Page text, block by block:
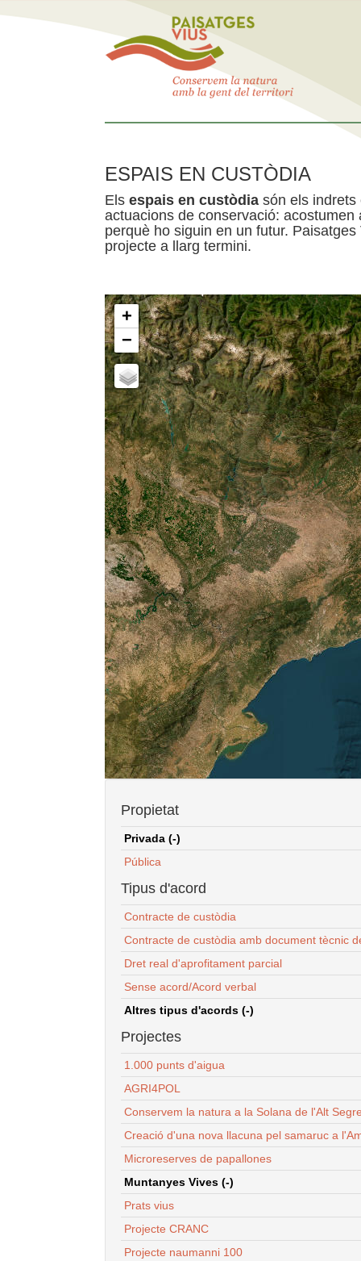
ESPAIS EN CUSTÒDIA
Els espais en custòdia són els indrets
actuacions de conservació:
perquè ho siguin en un futur.
projecte a llarg termini.
+
−
Propietat
Privada (-)
Pública
Tipus d'acord
Contracte de custòdia
Contracte de custòdia amb document tècnic
Dret real d'aprofitament parcial
Sense acord/Acord verbal
Altres tipus d'acords (-)
Projectes
1.000 punts d'aigua
AGRI4POL
Conservem la natura a la Solana de l'Alt
Creació d'una nova llacuna pel samaruc a
Microreserves de papallones
Muntanyes Vives (-)
Prats vius
Projecte CRANC
Projecte naumanni 100